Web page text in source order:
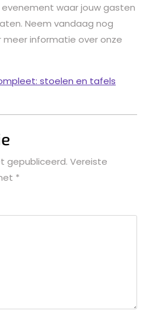
waar jouw gasten
Neem vandaag nog
informatie over onze
stoelen en tafels
gepubliceerd. Vereiste
*